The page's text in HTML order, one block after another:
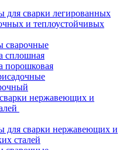
для сварки легированных
и теплоустойчивых
сварочные
сплошная
порошковая
нержавеющих и
для сварки нержавеющих и
сталей